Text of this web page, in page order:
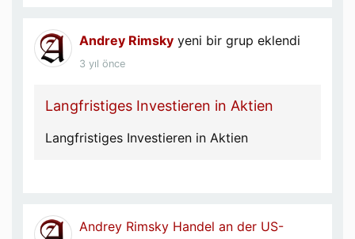
Andrey Rimsky yeni bir grup eklendi
3 yıl önce
Langfristiges Investieren in Aktien
Langfristiges Investieren in Aktien
Andrey Rimsky Handel an der US-